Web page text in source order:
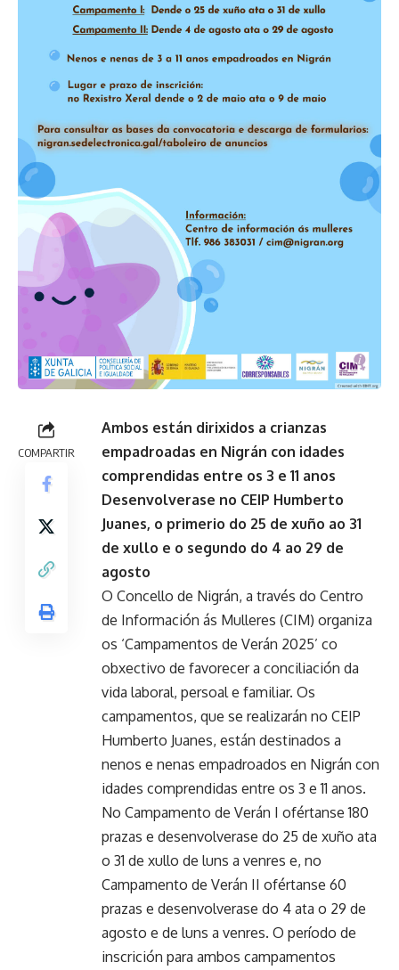
COMPARTIR
Ambos están dirixidos a crianzas
empadroadas en Nigrán con idades
comprendidas entre os 3 e 11 anos
Desenvolverase no CEIP Humberto
Juanes, o primerio do 25 de xuño ao 31
de xullo e o segundo do 4 ao 29 de
agosto
O Concello de Nigrán, a través do Centro
de Información ás Mulleres (CIM) organiza
os ‘Campamentos de Verán 2025’ co
obxectivo de favorecer a conciliación da
vida laboral, persoal e familiar. Os
campamentos, que se realizarán no CEIP
Humberto Juanes, están destinados a
nenos e nenas empadroados en Nigrán con
idades comprendidas entre os 3 e 11 anos.
No Campamento de Verán I ofértanse 180
prazas e desenvolverase do 25 de xuño ata
o 31 de xullo de luns a venres e, no
Campamento de Verán II ofértanse 60
prazas e desenvolverase do 4 ata o 29 de
agosto e de luns a venres. O período de
inscrición para ambos campamentos